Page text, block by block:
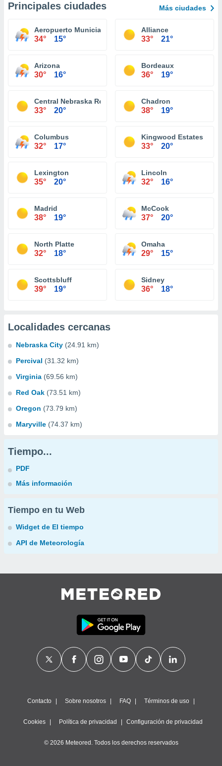
Principales ciudades Más ciudades
Aeropuerto Municial O'Neill
34° 15°
Alliance
33° 21°
Arizona
30° 16°
Bordeaux
36° 19°
Central Nebraska Regional Airport
33° 20°
Chadron
38° 19°
Columbus
32° 17°
Kingwood Estates
33° 20°
Lexington
35° 20°
Lincoln
32° 16°
Madrid
38° 19°
McCook
37° 20°
North Platte
32° 18°
Omaha
29° 15°
Scottsbluff
39° 19°
Sidney
36° 18°
Localidades cercanas
Nebraska City (24.91 km)
Percival (31.32 km)
Virginia (69.56 km)
Red Oak (73.51 km)
Oregon (73.79 km)
Maryville (74.37 km)
Tiempo...
PDF
Más información
Tiempo en tu Web
Widget de El tiempo
API de Meteorología
Contacto Sobre nosotros FAQ Términos de uso
Cookies Política de privacidad Configuración de privacidad
© 2026 Meteored. Todos los derechos reservados